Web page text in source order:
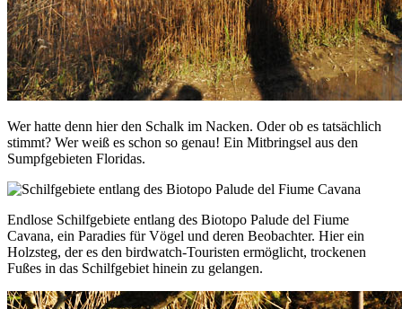
Wer hatte denn hier den Schalk im Nacken. Oder ob es tatsächlich
stimmt? Wer weiß es schon so genau! Ein Mitbringsel aus den
Sumpfgebieten Floridas.
Endlose Schilfgebiete entlang des Biotopo Palude del Fiume
Cavana, ein Paradies für Vögel und deren Beobachter. Hier ein
Holzsteg, der es den birdwatch-Touristen ermöglicht, trockenen
Fußes in das Schilfgebiet hinein zu gelangen.